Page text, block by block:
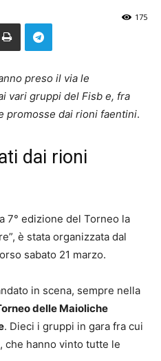
175
preso il via le
vari gruppi del Fisb e, fra
promosse dai rioni faentini.
dai rioni
7° edizione del Torneo la
è stata organizzata dal
sabato 21 marzo.
in scena, sempre nella
delle Maioliche
. Dieci i gruppi in gara fra cui
hanno vinto tutte le